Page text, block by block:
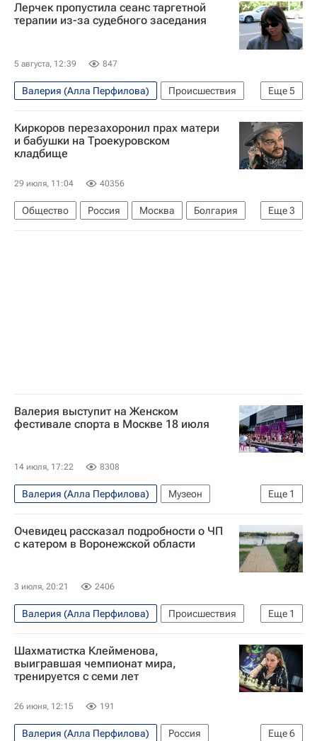
Лерчек пропустила сеанс таргетной
терапии из-за судебного заседания
5 августа, 12:39 847
Еще5
Валерия (Алла Перфилова)
Происшествия
Москва
ОАЭ
Валерия Чекалина
Артем Чекалин
Московский городской суд
Киркоров перезахоронил прах матери
и бабушки на Троекуровском
кладбище
29 июля, 11:04 40356
Еще3
Общество Россия Москва
Болгария
Филипп Киркоров
Бедрос Киркоров
Валерия выступит на Женском
фестивале спорта в Москве 18 июля
14 июля, 17:22 8308
Еще 1
Валерия (Алла Перфилова)
Музеон
Владислав Лисовец
Очевидец рассказал подробности о ЧП
с катером в Воронежской области
3 июля, 20:21 2406
Еще 1
Валерия (Алла Перфилова)
Происшествия
Следственный комитет России (СК РФ)
Шахматистка Клейменова,
выигравшая чемпионат мира,
тренируется с семи лет
26 июня, 12:15 191
Еще6
Валерия (Алла Перфилова)
Россия